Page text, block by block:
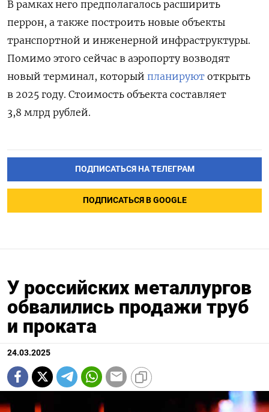
В рамках него предполагалось расширить
перрон, а также построить новые объекты
транспортной и инженерной инфраструктуры.
Помимо этого сейчас в аэропорту возводят
новый терминал, который планируют открыть
в 2025 году. Стоимость объекта составляет
3,8 млрд рублей.
ПОДПИСАТЬСЯ НА ТЕЛЕГРАМ
ПОДПИСАТЬСЯ В GOOGLE
У российских металлургов
обвалились продажи труб
и проката
24.03.2025